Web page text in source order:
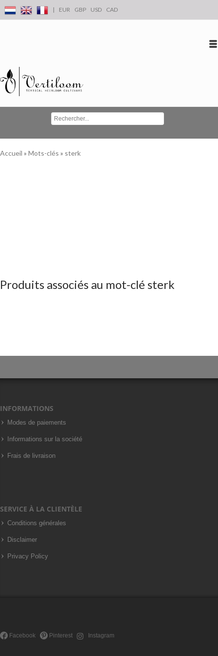
| EUR GBP USD CAD
Accueil » Mots-clés » sterk
Produits associés au mot-clé sterk
INFORMATIONS
Modes de paiements
Informations sur la société
Frais de livraison
SERVICE À LA CLIENTÈLE
Conditions générales
Disclaimer
Privacy Policy
Facebook Pinterest Instagram